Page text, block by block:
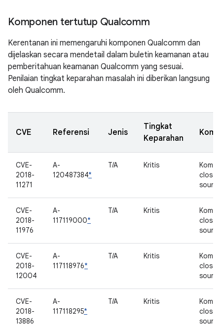
Komponen tertutup Qualcomm
Kerentanan ini memengaruhi komponen Qualcomm dan
dijelaskan secara mendetail dalam buletin keamanan atau
pemberitahuan keamanan Qualcomm yang sesuai.
Penilaian tingkat keparahan masalah ini diberikan langsung
oleh Qualcomm.
CVE Referensi Jenis
Tingkat
Keparahan
CVE-
2018-
11271
A-
120487384*
T/A Kritis
closed
source
CVE-
2018-
11976
A-
117119000*
T/A Kritis
closed
source
CVE-
2018-
12004
A-
117118976*
T/A Kritis
closed
source
CVE-
2018-
13886
A-
117118295*
T/A Kritis
closed
source